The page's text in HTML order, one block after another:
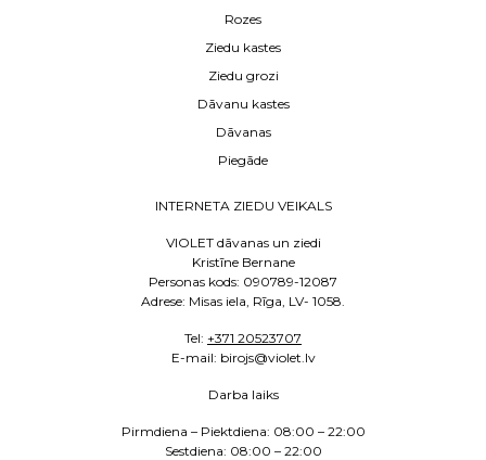
Rozes
Ziedu kastes
Ziedu grozi
Dāvanu kastes
Dāvanas
Piegāde
INTERNETA ZIEDU VEIKALS
VIOLET dāvanas un ziedi
Kristīne Bernane
Personas kods: 090789-12087
Adrese: Misas iela, Rīga, LV- 1058.
Tel: +371 20523707
E-mail: birojs@violet.lv
Darba laiks
Pirmdiena – Piektdiena: 08:00 – 22:00
Sestdiena: 08:00 – 22:00